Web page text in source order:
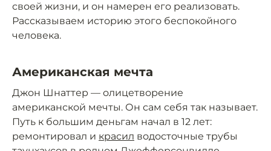
своей жизни, и он намерен его реализовать.
Рассказываем историю этого беспокойного
человека.
Американская мечта
Джон Шнаттер — олицетворение
американской мечты. Он сам себя так называет.
Путь к большим деньгам начал в 12 лет:
ремонтировал и красил водосточные трубы